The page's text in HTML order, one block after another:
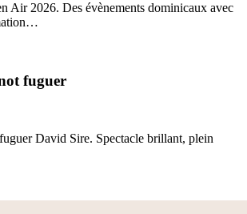
Air 2026. Des évènements dominicaux avec
fuguer
David Sire. Spectacle brillant, plein